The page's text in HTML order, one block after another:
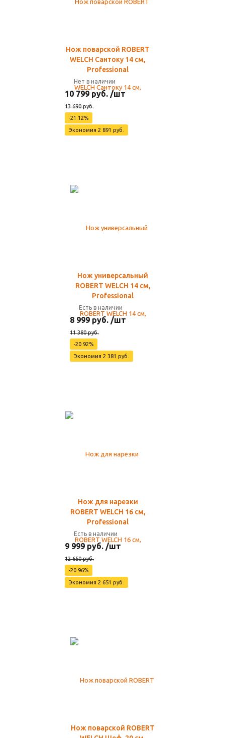
Нож поварской ROBERT
WELCH Сантоку 14 см,
Professional
Нет в наличии
10 799 руб. /шт
13 690 руб.
-21.12%
Экономия 2 891 руб.
Нож универсальный
ROBERT WELCH 14 см,
Professional
Есть в наличии
8 999 руб. /шт
11 380 руб.
-20.92%
Экономия 2 381 руб.
Нож для нарезки
ROBERT WELCH 16 см,
Professional
Есть в наличии
9 999 руб. /шт
12 650 руб.
-20.96%
Экономия 2 651 руб.
Нож поварской ROBERT